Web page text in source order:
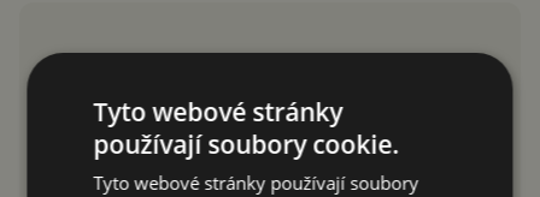
Tyto webové stránky
používají soubory cookie.
Tyto webové stránky používají soubory